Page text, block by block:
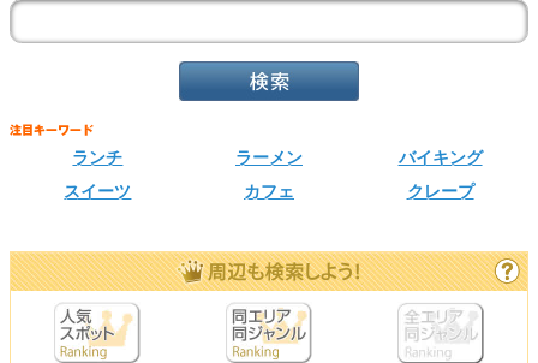
ランチ ラーメン
バイキング
スイーツ
カフェ クレープ